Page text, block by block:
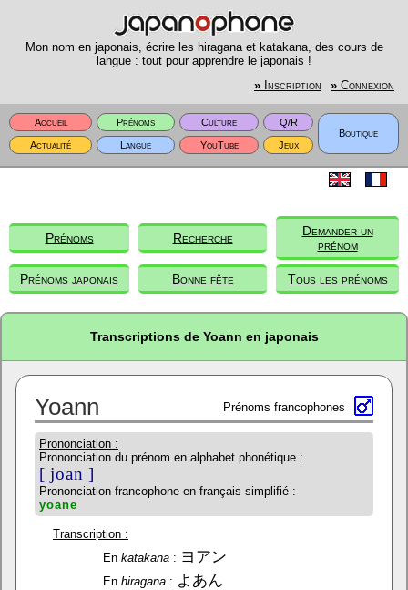
Mon nom en japonais, écrire les hiragana et katakana, des cours de
langue : tout pour apprendre le japonais !
» Inscription » Connexion
Accueil Prénoms Culture
Q/R
Boutique
Actualité
Langue YouTube Jeux
Prénoms Recherche
Demander un
prénom
Prénoms japonais Bonne fête Tous les prénoms
Transcriptions de Yoann en japonais
Yoann Prénoms francophones
Prononciation :
Prononciation du prénom en alphabet phonétique :
[ joan ]
Prononciation francophone en français simplifié :
yoane
Transcription :
En katakana : ヨアン
En hiragana : よあん